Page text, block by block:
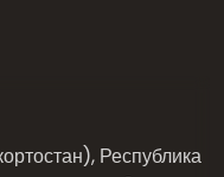
Республика